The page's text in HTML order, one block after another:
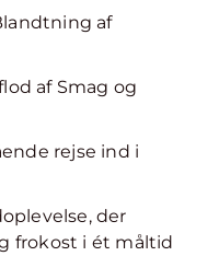
af
af Smag og
rejse ind i
der
frokost i ét måltid